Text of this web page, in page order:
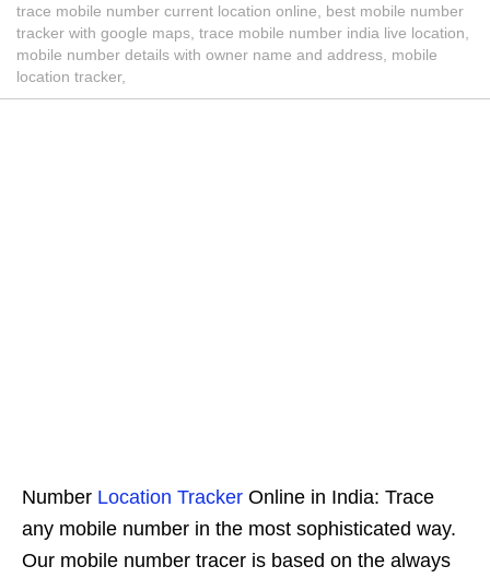
trace mobile number current location online, best mobile number
tracker with google maps, trace mobile number india live location,
mobile number details with owner name and address, mobile
location tracker,
Number Location Tracker Online in India: Trace
any mobile number in the most sophisticated way.
Our mobile number tracer is based on the always